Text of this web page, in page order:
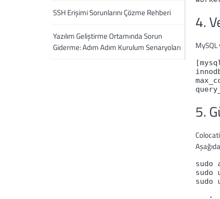
4.
5.
sudo
SSH Erişimi Sorunlarını Çözme Rehberi
Yazılım Geliştirme Ortamında Sorun
Giderme: Adım Adım Kurulum Senaryoları